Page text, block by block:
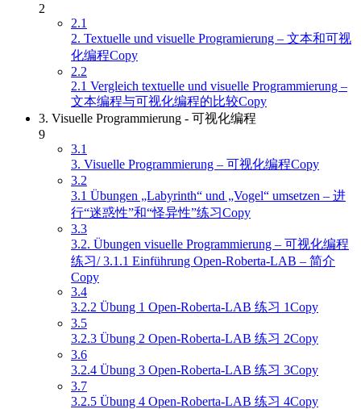
2
2.1
2. Textuelle und visuelle Programierung – 文本和可视
化编程Copy
2.2
2.1 Vergleich textuelle und visuelle Programmierung –
文本编程与可视化编程的比较Copy
3. Visuelle Programmierung - 可视化编程
9
3.1
3. Visuelle Programmierung – 可视化编程Copy
3.2
3.1 Übungen „Labyrinth“ und „Vogel“ umsetzen – 进
行“迷惑性”和“怪异性”练习Copy
3.3
3.2. Übungen visuelle Programmierung – 可视化编程
练习/ 3.1.1 Einführung Open-Roberta-LAB – 简介
Copy
3.4
3.2.2 Übung 1 Open-Roberta-LAB 练习 1Copy
3.5
3.2.3 Übung 2 Open-Roberta-LAB 练习 2Copy
3.6
3.2.4 Übung 3 Open-Roberta-LAB 练习 3Copy
3.7
3.2.5 Übung 4 Open-Roberta-LAB 练习 4Copy